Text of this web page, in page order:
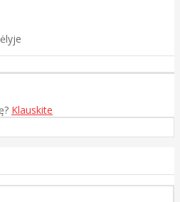
Klauskite